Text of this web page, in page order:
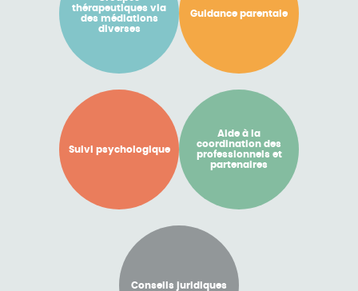
thérapeutiques via
des médiations
diverses
Guidance parentale
Suivi psychologique
Aide à la
coordination des
professionnels et
partenaires
Conseils juridiques